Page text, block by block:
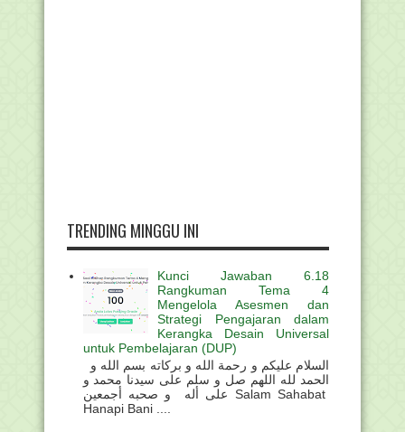
TRENDING MINGGU INI
Kunci Jawaban 6.18
Rangkuman Tema 4
Mengelola Asesmen dan
Strategi Pengajaran dalam
Kerangka Desain Universal
untuk Pembelajaran (DUP)
الحمد لله اللهم صل و سلم على سيدنا محمد و
على أله و صحبه أجمعين Salam Sahabat
Hanapi Bani ....